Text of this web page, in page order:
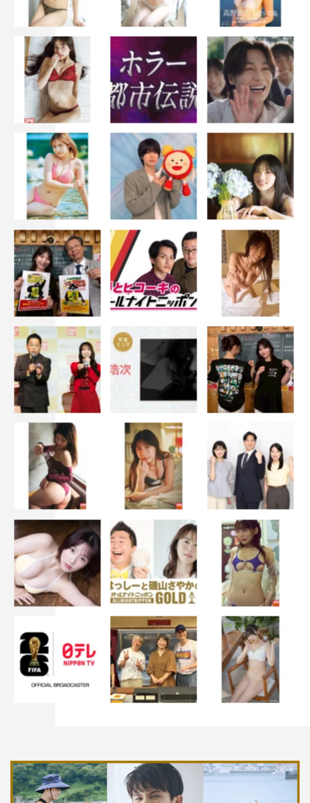
ゲスト：藤森慎吾
■9月13日（日）後4・00公演
「黒い二人の日記帳」
出演：南野陽子（平山美幸役）×土田英生（平山一正役）
脚本：土田英生
「初恋の味」
出演：賀来賢人（森山雅弘役）×尾上松也（瀬名洋介役）
ゲスト：沢城みゆき
声の出演：大塚明夫
トークショー：南野陽子、土田英生、尾上松也、賀来賢人
演出：粟島瑞丸
企画・製作・主催：TBS、TBSラジオ
https://www.tbs.co.jp/event/hanzawa_naoki/
©TBS
この記事の写真